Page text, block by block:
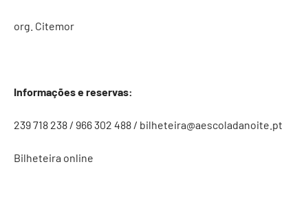
org. Citemor
Informações e reservas:
239 718 238 / 966 302 488 / bilheteira@aescoladanoite.pt
Bilheteira online